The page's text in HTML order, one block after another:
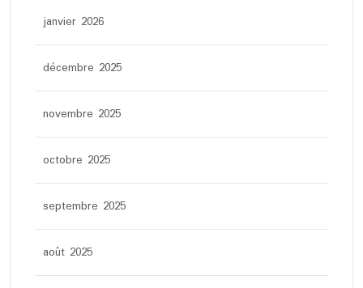
janvier 2026
décembre 2025
novembre 2025
octobre 2025
septembre 2025
août 2025